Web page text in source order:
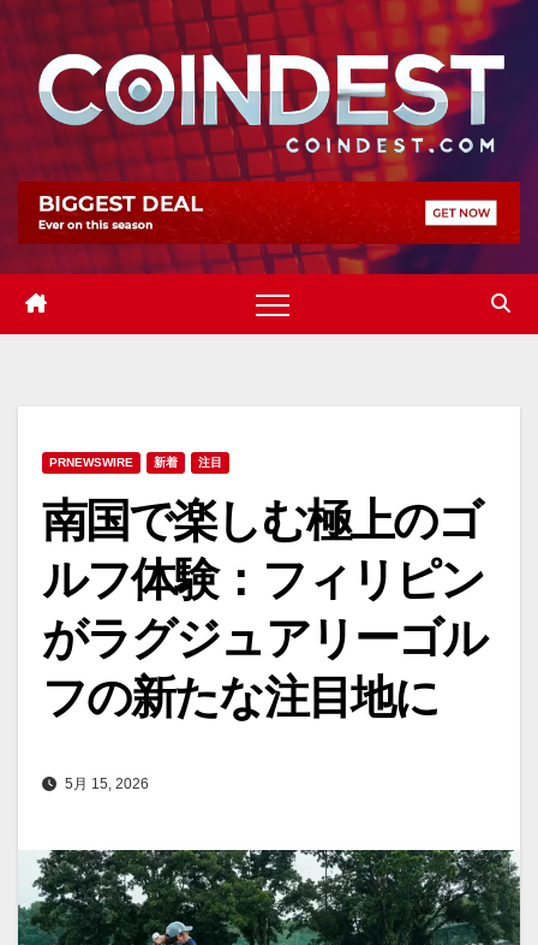
Skip
content
PRNEWSWIRE 新着 注目
南国で楽しむ極上のゴ
ルフ体験：フィリピン
がラグジュアリーゴル
フの新たな注目地に
5月 15, 2026